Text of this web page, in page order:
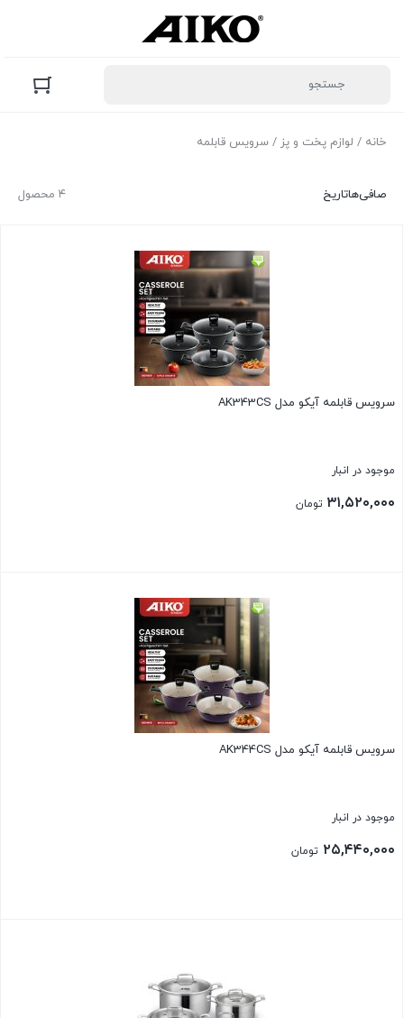
خانه / لوازم پخت و پز / سرویس قابلمه
۴ محصول صافی‌هاتاریخ
سرویس قابلمه آیکو مدل AK343CS
موجود در انبار
۳۱,۵۲۰,۰۰۰ تومان
سرویس قابلمه آیکو مدل AK344CS
موجود در انبار
۲۵,۴۴۰,۰۰۰ تومان